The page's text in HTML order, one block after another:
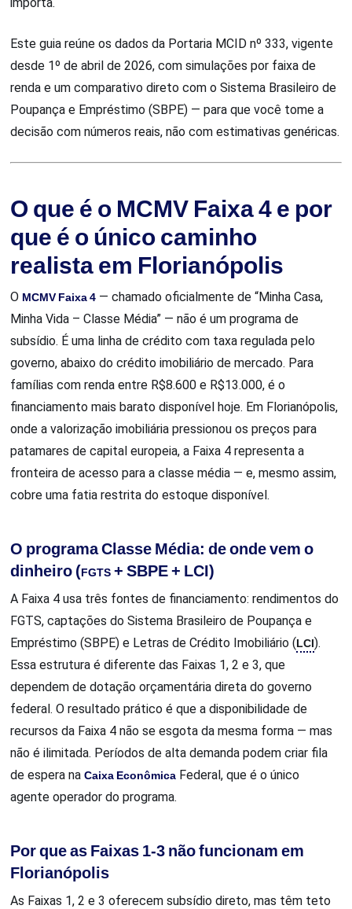
Este guia reúne os dados da Portaria MCID nº 333, vigente
desde 1º de abril de 2026, com simulações por faixa de
renda e um comparativo direto com o Sistema Brasileiro de
Poupança e Empréstimo (SBPE) — para que você tome a
decisão com números reais, não com estimativas genéricas.
O que é o MCMV Faixa 4 e por
que é o único caminho
realista em Florianópolis
O MCMV Faixa 4 — chamado oficialmente de “Minha Casa,
Minha Vida – Classe Média” — não é um programa de
subsídio. É uma linha de crédito com taxa regulada pelo
governo, abaixo do crédito imobiliário de mercado. Para
famílias com renda entre R$8.600 e R$13.000, é o
financiamento mais barato disponível hoje. Em Florianópolis,
onde a valorização imobiliária pressionou os preços para
patamares de capital europeia, a Faixa 4 representa a
fronteira de acesso para a classe média — e, mesmo assim,
cobre uma fatia restrita do estoque disponível.
O programa Classe Média: de onde vem o
dinheiro (FGTS + SBPE + LCI)
A Faixa 4 usa três fontes de financiamento: rendimentos do
FGTS, captações do Sistema Brasileiro de Poupança e
Empréstimo (SBPE) e Letras de Crédito Imobiliário (LCI).
Essa estrutura é diferente das Faixas 1, 2 e 3, que
dependem de dotação orçamentária direta do governo
federal. O resultado prático é que a disponibilidade de
recursos da Faixa 4 não se esgota da mesma forma — mas
não é ilimitada. Períodos de alta demanda podem criar fila
de espera naCaixa Econômica Federal, que é o único
agente operador do programa.
Por que as Faixas 1-3 não funcionam em
Florianópolis
As Faixas 1, 2 e 3 oferecem subsídio direto, mas têm teto